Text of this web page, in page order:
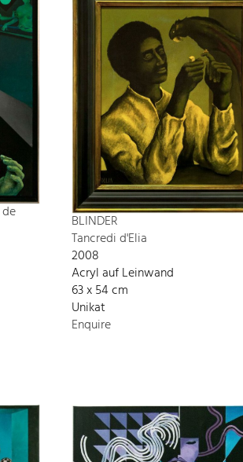
BLINDER
Tancredi d'Elia
2008
Acryl auf Leinwand
63 x 54 cm
Unikat
Enquire